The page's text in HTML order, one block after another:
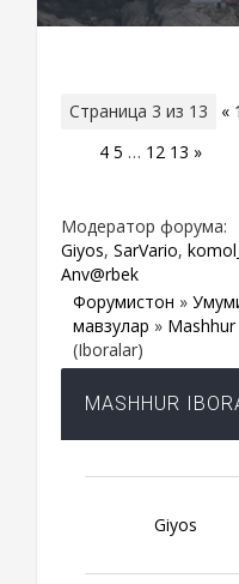
Страница 3 из 13 « 1
4 5 … 12 13 »
Модератор форума:
Giyos, SarVario,
Anv@rbek
Форумистон »
мавзулар »
(Iboralar)
MASHHUR
Giyos